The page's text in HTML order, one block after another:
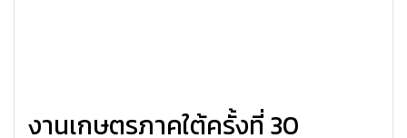
งานเกษตรภาคใต้ครั้งที่ 30